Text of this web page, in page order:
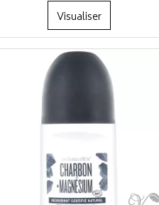
Visualiser